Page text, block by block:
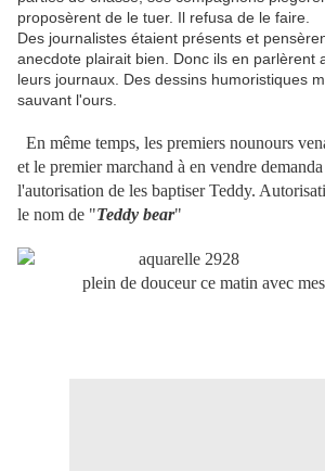
proposèrent de le tuer. Il refusa de le faire.
Des journalistes étaient présents et
anecdote plairait bien. Donc ils en parlèrent
leurs journaux. Des dessins humoristiques
sauvant l'ours.
En même temps, les premiers nounours
et le premier marchand à en vendre
l'autorisation de les baptiser Teddy.
le nom de "Teddy bear"
plein de douceur ce matin avec